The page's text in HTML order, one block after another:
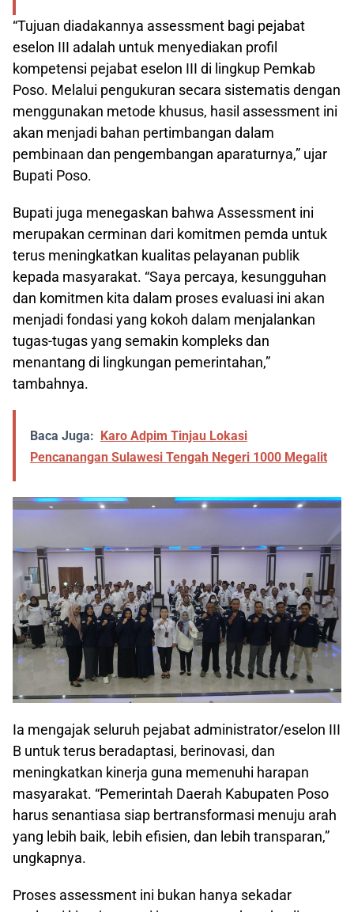
“Tujuan diadakannya assessment bagi pejabat
eselon III adalah untuk menyediakan profil
kompetensi pejabat eselon III di lingkup Pemkab
Poso. Melalui pengukuran secara sistematis dengan
menggunakan metode khusus, hasil assessment ini
akan menjadi bahan pertimbangan dalam
pembinaan dan pengembangan aparaturnya,” ujar
Bupati Poso.
Bupati juga menegaskan bahwa Assessment ini
merupakan cerminan dari komitmen pemda untuk
terus meningkatkan kualitas pelayanan publik
kepada masyarakat. “Saya percaya, kesungguhan
dan komitmen kita dalam proses evaluasi ini akan
menjadi fondasi yang kokoh dalam menjalankan
tugas-tugas yang semakin kompleks dan
menantang di lingkungan pemerintahan,”
tambahnya.
Baca Juga: Karo Adpim Tinjau Lokasi
Pencanangan Sulawesi Tengah Negeri 1000 Megalit
Ia mengajak seluruh pejabat administrator/eselon III
B untuk terus beradaptasi, berinovasi, dan
meningkatkan kinerja guna memenuhi harapan
masyarakat. “Pemerintah Daerah Kabupaten Poso
harus senantiasa siap bertransformasi menuju arah
yang lebih baik, lebih efisien, dan lebih transparan,”
ungkapnya.
Proses assessment ini bukan hanya sekadar